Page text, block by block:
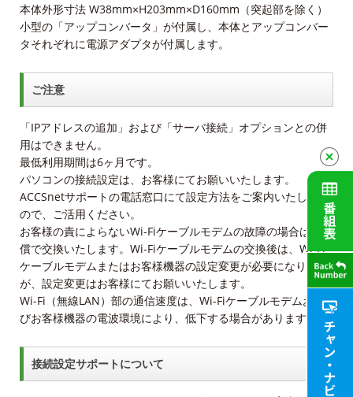
本体外形寸法 W38mm×H203mm×D160mm（突起部を除く）
小型の「アップコンバータ」が付属し、本体とアップコンバー
タそれぞれに電源アダプタが付属します。
ご注意
「IPアドレスの追加」および「サーバ接続」オプションとの併
用はできません。
最低利用期間は6ヶ月です。
パソコンの接続設定は、お客様にてお願いいたします。
ACCSnetサポートの電話窓口にて設定方法をご案内いたします
ので、ご活用ください。
お客様の責によらないWi-Fiケーブルモデムの故障の場合は、無
償で交換いたします。Wi-Fiケーブルモデムの交換後は、Wi-Fi
ケーブルモデムまたはお客様機器の設定変更が必要になります
が、設定変更はお客様にてお願いいたします。
Wi-Fi（無線LAN）部の通信速度は、Wi-Fiケーブルモデムおよ
びお客様機器の電波環境により、低下する場合があります。
接続設定サポートについて